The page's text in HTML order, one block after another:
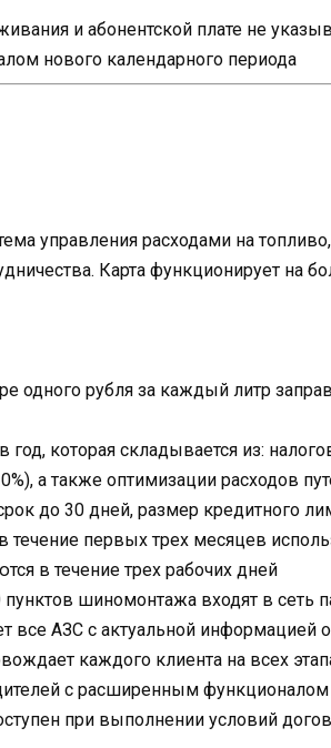
и абонентской плате не
нового календарного периода
управления расходами на
Карта функционирует на
одного рубля за каждый литр
которая складывается из:
а также оптимизации расходов
до 30 дней, размер кредитного
течение первых трех месяцев
в течение трех рабочих дней
шиномонтажа входят в сеть
все АЗС с актуальной информацией
каждого клиента на всех
с расширенным функционалом
при выполнении условий